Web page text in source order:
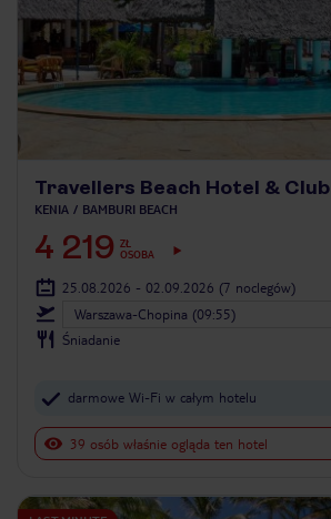
Travellers Beach Hotel & Club
KENIA BAMBURI BEACH
4 219 ZŁ
OSOBA
25.08.2026 - 02.09.2026 (7 noclegów)
Warszawa-Chopina (09:55)
Śniadanie
darmowe Wi-Fi w całym hotelu
39 osób właśnie ogląda ten hotel